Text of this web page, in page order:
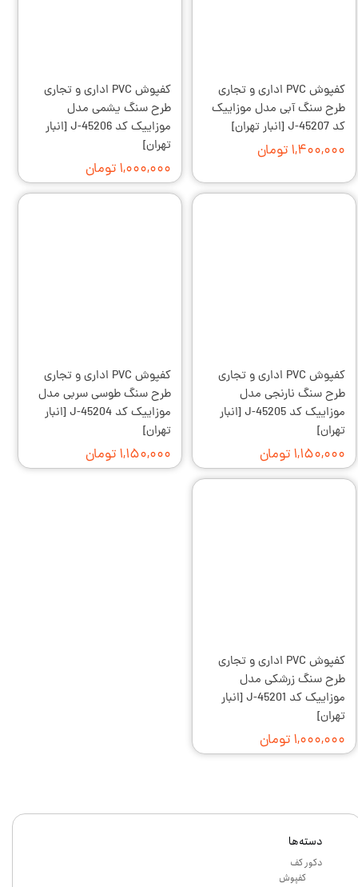
دسته‌ها
دکور کف
کفپوش
کفپوش PVC اداری و تجاری
طرح سنگ آبی مدل موزاییک
کد J-45207 [انبار تهران]
۱,۴۰۰,۰۰۰ تومان
کفپوش PVC اداری و تجاری
طرح سنگ یشمی مدل
موزاییک کد J-45206 [انبار
تهران]
۱,۰۰۰,۰۰۰ تومان
کفپوش PVC اداری و تجاری
طرح سنگ نارنجی مدل
موزاییک کد J-45205 [انبار
تهران]
۱,۱۵۰,۰۰۰ تومان
کفپوش PVC اداری و تجاری
طرح سنگ طوسی سربی مدل
موزاییک کد J-45204 [انبار
تهران]
۱,۱۵۰,۰۰۰ تومان
کفپوش PVC اداری و تجاری
طرح سنگ زرشکی مدل
موزاییک کد J-45201 [انبار
تهران]
۱,۰۰۰,۰۰۰ تومان